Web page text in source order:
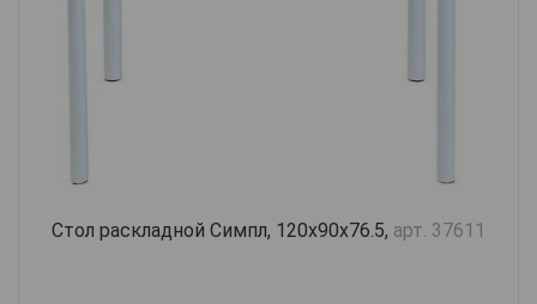
Стол раскладной Симпл, 120х90х76.5, арт. 37611